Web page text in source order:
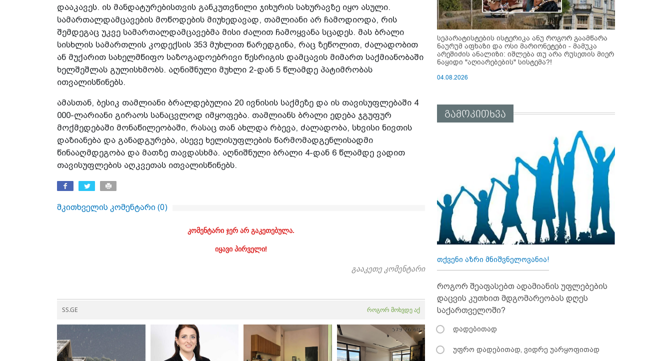
დააკავეს. ის მანდატურებისთვის განკუთვნილი ჯიხურის სახურავზე იყო ასული.
სამართალდამცავების მოწოდების მიუხედავად, თამლიანი არ ჩამოდიოდა, რის
შემდეგაც უკვე სამართალდამცავებმა მისი ძალით ჩამოყვანა სცადეს. მას ბრალი
სისხლის სამართლის კოდექსის 353 მუხლით წარედგინა, რაც ზეწოლით, ძალადობით
ან მუქარით სახელმწიფო საზოგადოებრივი წესრიგის დამცავის მიმართ საქმიანობაში
ხელშეშლას გულისხმობს. აღნიშნული მუხლი 2-დან 5 წლამდე პატიმრობას
ითვალისწინებს.
ამასთან, ბესიკ თამლიანი ბრალდებულია 20 ივნისის საქმეზე და ის თავისუფლებაში 4
000-ლარიანი გირაოს სანაცვლოდ იმყოფება. თამლიანს ბრალი ედება ჯგუფურ
მოქმედებაში მონაწილეობაში, რასაც თან ახლდა რბევა, ძალადობა, სხვისი ნივთის
დაზიანება და განადგურება, ასევე ხელისუფლების წარმომადგენლისადმი
წინააღმდეგობა და მათზე თავდასხმა. აღნიშნული ბრალი 4-დან 6 წლამდე ვადით
თავისუფლების აღკვეთას ითვალისწინებს.
მკითხველის კომენტარი (0)
კომენტარი ჯერ არ გაკეთებულა.
იყავი პირველი!
გააკეთე კომენტარი
SS.GE როგორ მოხვდე აქ
სეპარატისტების ისტერიკა ანუ როგორ გაამწარა
ნაურუმ აფხაზი და ოსი მარიონეტები - მამუკა
არეშიძის ანალიზი: იშლება თუ არა რუსეთის მიერ
ნაყიდი "აღიარებების" სისტემა?!
04.08.2026
გამოკითხვა
თქვენი აზრი მნიშვნელოვანია!
როგორ შეაფასებთ ადამიანის უფლებების
დაცვის კუთხით მდგომარეობას დღეს
საქართველოში?
დადებითად
უფრო დადებითად, ვიდრე უარყოფითად